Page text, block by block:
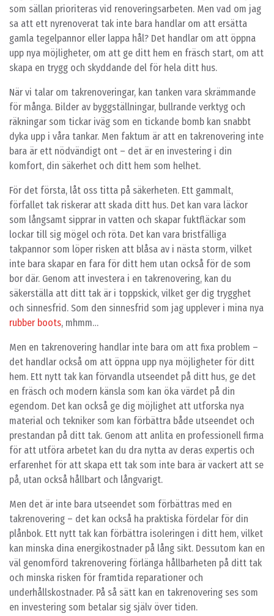
som sällan prioriteras vid renoveringsarbeten. Men vad om jag
sa att ett nyrenoverat tak inte bara handlar om att ersätta
gamla tegelpannor eller lappa hål? Det handlar om att öppna
upp nya möjligheter, om att ge ditt hem en fräsch start, om att
skapa en trygg och skyddande del för hela ditt hus.
När vi talar om takrenoveringar, kan tanken vara skrämmande
för många. Bilder av byggställningar, bullrande verktyg och
räkningar som tickar iväg som en tickande bomb kan snabbt
dyka upp i våra tankar. Men faktum är att en takrenovering inte
bara är ett nödvändigt ont – det är en investering i din
komfort, din säkerhet och ditt hem som helhet.
För det första, låt oss titta på säkerheten. Ett gammalt,
förfallet tak riskerar att skada ditt hus. Det kan vara läckor
som långsamt sipprar in vatten och skapar fuktfläckar som
lockar till sig mögel och röta. Det kan vara bristfälliga
takpannor som löper risken att blåsa av i nästa storm, vilket
inte bara skapar en fara för ditt hem utan också för de som
bor där. Genom att investera i en takrenovering, kan du
säkerställa att ditt tak är i toppskick, vilket ger dig trygghet
och sinnesfrid. Som den sinnesfrid som jag upplever i mina nya
rubber boots, mhmm…
Men en takrenovering handlar inte bara om att fixa problem –
det handlar också om att öppna upp nya möjligheter för ditt
hem. Ett nytt tak kan förvandla utseendet på ditt hus, ge det
en fräsch och modern känsla som kan öka värdet på din
egendom. Det kan också ge dig möjlighet att utforska nya
material och tekniker som kan förbättra både utseendet och
prestandan på ditt tak. Genom att anlita en professionell firma
för att utföra arbetet kan du dra nytta av deras expertis och
erfarenhet för att skapa ett tak som inte bara är vackert att se
på, utan också hållbart och långvarigt.
Men det är inte bara utseendet som förbättras med en
takrenovering – det kan också ha praktiska fördelar för din
plånbok. Ett nytt tak kan förbättra isoleringen i ditt hem, vilket
kan minska dina energikostnader på lång sikt. Dessutom kan en
väl genomförd takrenovering förlänga hållbarheten på ditt tak
och minska risken för framtida reparationer och
underhållskostnader. På så sätt kan en takrenovering ses som
en investering som betalar sig själv över tiden.